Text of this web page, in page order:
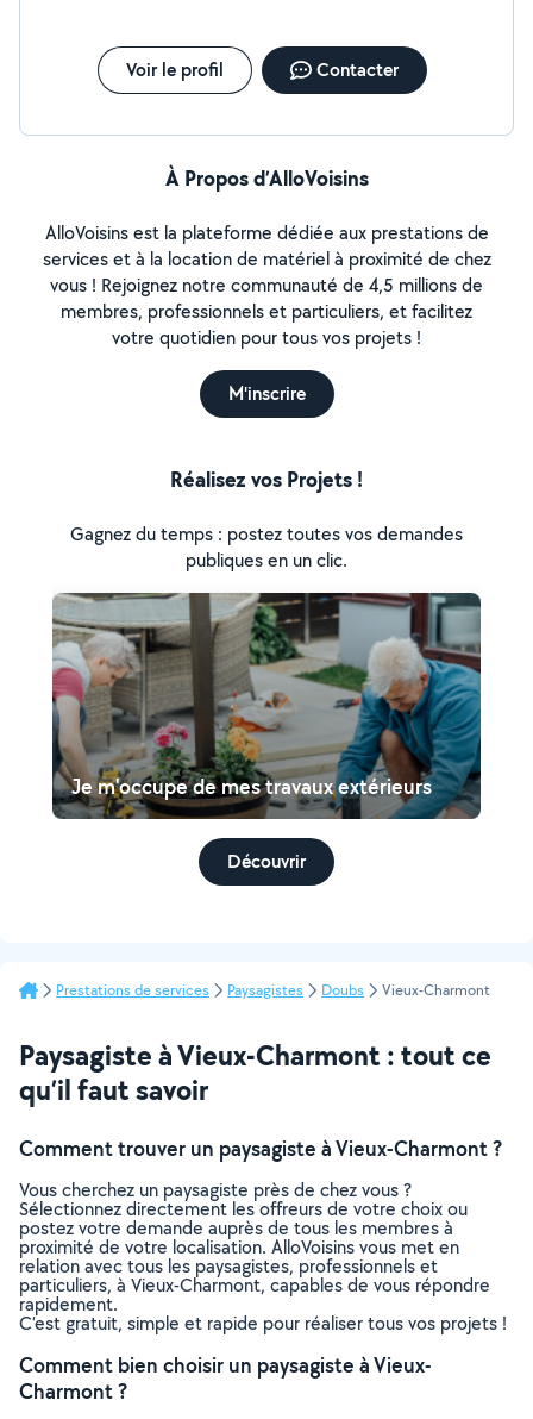
Voir le profil Contacter
À Propos d’AlloVoisins
AlloVoisins est la plateforme dédiée aux prestations de
services et à la location de matériel à proximité de chez
vous ! Rejoignez notre communauté de 4,5 millions de
membres, professionnels et particuliers, et facilitez
votre quotidien pour tous vos projets !
M'inscrire
Réalisez vos Projets !
Gagnez du temps : postez toutes vos demandes
publiques en un clic.
Je m'occupe de mes travaux extérieurs
Découvrir
Prestations de services Paysagistes Doubs Vieux-Charmont
Paysagiste à Vieux-Charmont : tout ce
qu’il faut savoir
Comment trouver un paysagiste à Vieux-Charmont ?
Vous cherchez un paysagiste près de chez vous ?
Sélectionnez directement les offreurs de votre choix ou
postez votre demande auprès de tous les membres à
proximité de votre localisation. AlloVoisins vous met en
relation avec tous les paysagistes, professionnels et
particuliers, à Vieux-Charmont, capables de vous répondre
rapidement.
C’est gratuit, simple et rapide pour réaliser tous vos projets !
Comment bien choisir un paysagiste à Vieux-
Charmont ?